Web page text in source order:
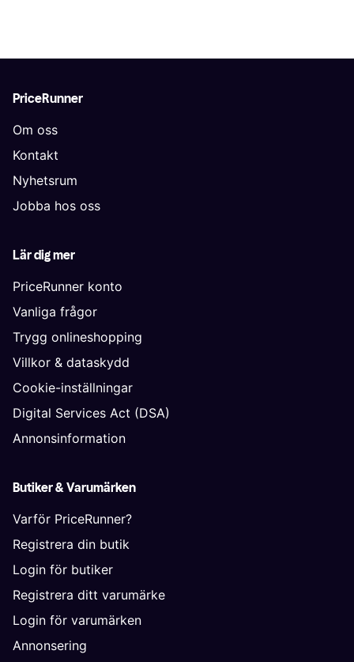
PriceRunner
Om oss
Kontakt
Nyhetsrum
Jobba hos oss
Lär dig mer
PriceRunner konto
Vanliga frågor
Trygg onlineshopping
Villkor & dataskydd
Cookie-inställningar
Digital Services Act (DSA)
Annonsinformation
Butiker & Varumärken
Varför PriceRunner?
Registrera din butik
Login för butiker
Registrera ditt varumärke
Login för varumärken
Annonsering